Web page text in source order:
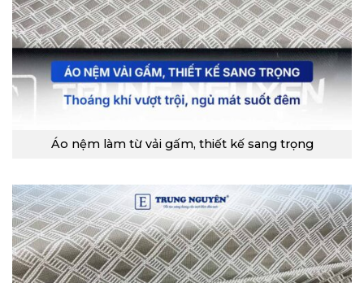
Áo nệm làm từ vải gấm, thiết kế sang trọng